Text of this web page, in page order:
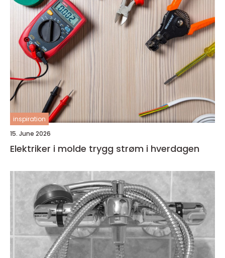
inspiration
15. June 2026
Elektriker i molde trygg strøm i hverdagen